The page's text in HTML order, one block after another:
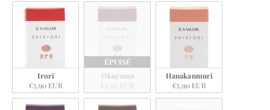
Irori
€5,90 EUR
ÉPUISÉ
Okuyama
€5,90 EUR
Hanakanmuri
€5,90 EUR